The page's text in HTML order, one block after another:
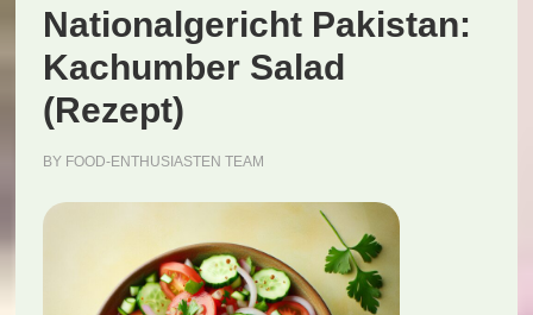
Nationalgericht Pakistan:
Kachumber Salad
(Rezept)
BY FOOD-ENTHUSIASTEN TEAM